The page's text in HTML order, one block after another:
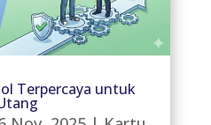
Terpercaya untuk